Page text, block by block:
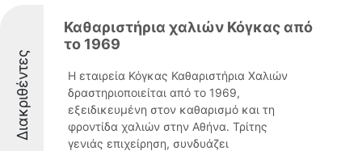
Διακριθέντες
Καθαριστήρια χαλιών Κόγκας από
το 1969
Η εταιρεία Κόγκας Καθαριστήρια Χαλιών
δραστηριοποιείται από το 1969,
εξειδικευμένη στον καθαρισμό και τη
φροντίδα χαλιών στην Αθήνα. Τρίτης
γενιάς επιχείρηση, συνδυάζει